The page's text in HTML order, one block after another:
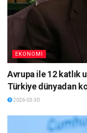
EKONOMI
Avrupa ile 12 katlık
Türkiye dünyadan
2026-03-30